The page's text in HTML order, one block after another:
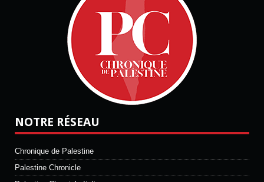
NOTRE RÉSEAU
Chronique de Palestine
Palestine Chronicle